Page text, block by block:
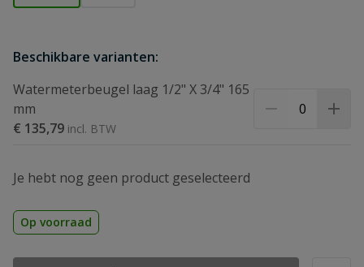
Beschikbare varianten:
Watermeterbeugel laag 1/2" X 3/4" 165
mm
€ 135,79
Je hebt nog geen product geselecteerd
Op voorraad